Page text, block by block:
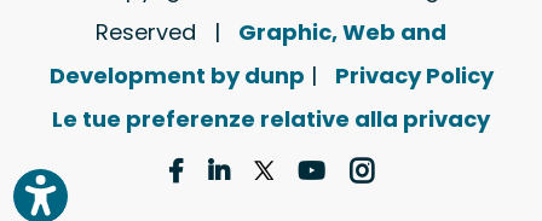
Reserved | Graphic, Web and
Development by dunp | Privacy Policy
Le tue preferenze relative alla privacy